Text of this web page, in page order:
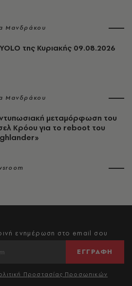
Μανδράκου
της Κυριακής 09.08.2026
Μανδράκου
μεταμόρφωση του
Κρόου για το reboot του
ενημέρωση στο email σου
ΕΓΓΡΑΦΗ
Προστασίας Προσωπικών